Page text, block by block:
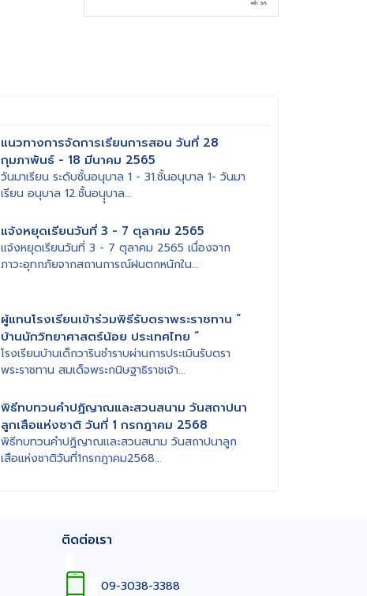
แนวทางการจัดการเรียนการสอน วันที่ 28
กุมภาพันธ์ - 18 มีนาคม 2565
วันมาเรียน ระดับชั้นอนุบาล 1 - 31.ชั้นอนุบาล 1- วันมา
เรียน อนุบาล 12.ชั้นอนุุบาล...
แจ้งหยุดเรียนวันที่ 3 - 7 ตุลาคม 2565
แจ้งหยุดเรียนวันที่ 3 - 7 ตุลาคม 2565 เนื่องจาก
ภาวะอุทกภัยจากสถานการณ์ฝนตกหนักใน...
ผู้แทนโรงเรียนเข้าร่วมพิธีรับตราพระราชทาน “
บ้านนักวิทยาศาสตร์น้อย ประเทศไทย “
โรงเรียนบ้านเด็กวารินชำราบผ่านการประเมินรับตรา
พระราชทาน สมเด็จพระกนิษฐาธิราชเจ้า...
พิธีทบทวนคำปฏิญาณและสวนสนาม วันสถาปนา
ลูกเสือแห่งชาติ วันที่ 1 กรกฎาคม 2568
พิธีทบทวนคำปฏิญาณและสวนสนาม วันสถาปนาลูก
เสือแห่งชาติวันที่1กรกฎาคม2568...
ติดต่อเรา
09-3038-3388